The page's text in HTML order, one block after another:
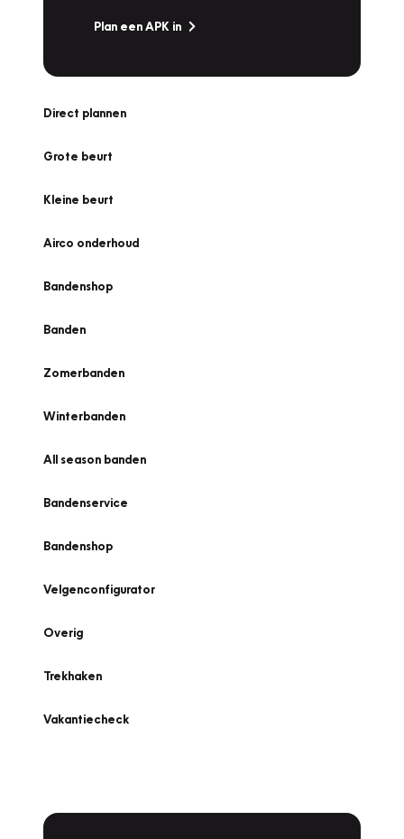
Plan een APK in
Direct plannen
Grote beurt
Kleine beurt
Airco onderhoud
Bandenshop
Banden
Zomerbanden
Winterbanden
All season banden
Bandenservice
Bandenshop
Velgenconfigurator
Overig
Trekhaken
Vakantiecheck